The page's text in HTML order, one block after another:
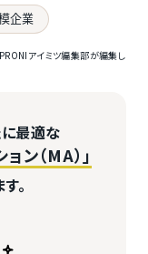
企業
アイミツ編集部が編集し
最適な
ン（MA）」
。